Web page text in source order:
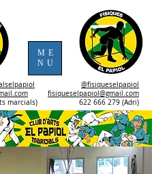
marcials)
@fisiqueselpapiol
fisiqueselpapiol@gmail.com
622 666 279 (Adri)
ME
NU